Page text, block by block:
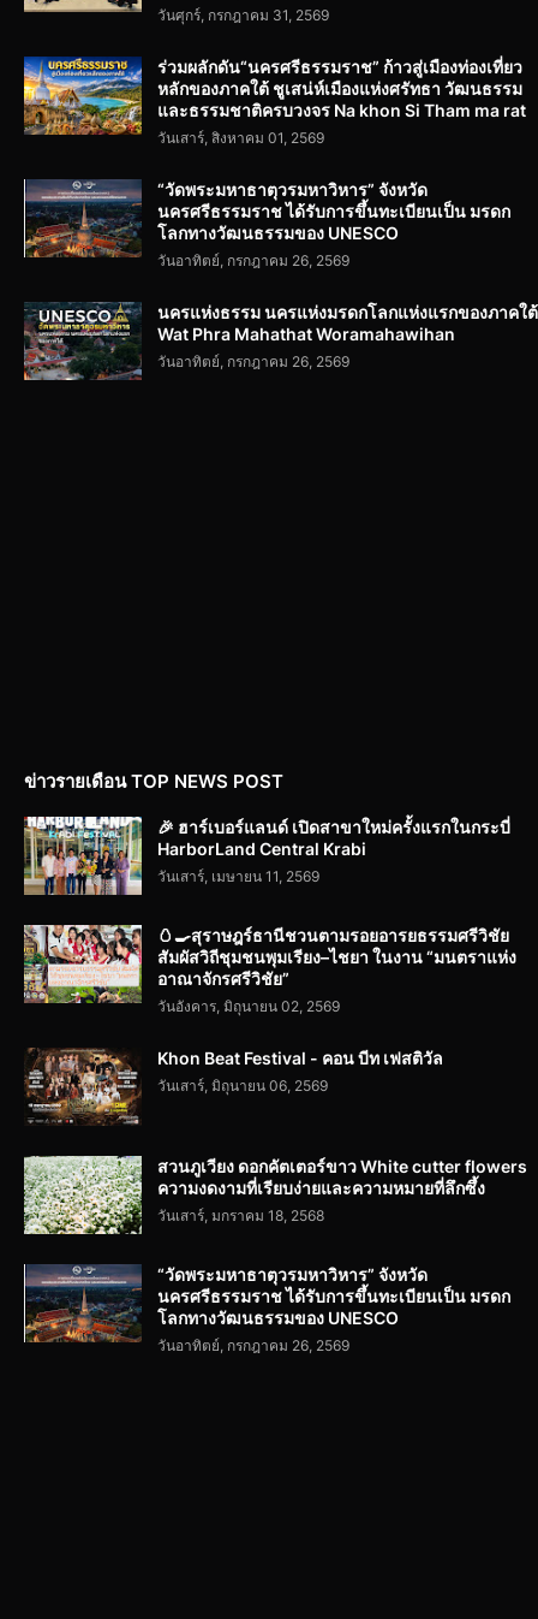
วันศุกร์, กรกฎาคม 31, 2569
ร่วมผลักดัน“นครศรีธรรมราช” ก้าวสู่เมืองท่องเที่ยว
หลักของภาคใต้ ชูเสน่ห์เมืองแห่งศรัทธา วัฒนธรรม
และธรรมชาติครบวงจร Na khon Si Tham ma rat
วันเสาร์, สิงหาคม 01, 2569
“วัดพระมหาธาตุวรมหาวิหาร” จังหวัด
นครศรีธรรมราช ได้รับการขึ้นทะเบียนเป็น มรดก
โลกทางวัฒนธรรมของ UNESCO
วันอาทิตย์, กรกฎาคม 26, 2569
นครแห่งธรรม นครแห่งมรดกโลกแห่งแรกของภาคใต้
Wat Phra Mahathat Woramahawihan
วันอาทิตย์, กรกฎาคม 26, 2569
ข่าวรายเดือน TOP NEWS POST
🎉 ฮาร์เบอร์แลนด์ เปิดสาขาใหม่ครั้งแรกในกระบี่
HarborLand Central Krabi
วันเสาร์, เมษายน 11, 2569
🥚🍳สุราษฎร์ธานีชวนตามรอยอารยธรรมศรีวิชัย
สัมผัสวิถีชุมชนพุมเรียง–ไชยา ในงาน “มนตราแห่ง
อาณาจักรศรีวิชัย”
วันอังคาร, มิถุนายน 02, 2569
Khon Beat Festival - คอน บีท เฟสติวัล
วันเสาร์, มิถุนายน 06, 2569
สวนภูเวียง ดอกคัตเตอร์ขาว White cutter flowers
ความงดงามที่เรียบง่ายและความหมายที่ลึกซึ้ง
วันเสาร์, มกราคม 18, 2568
“วัดพระมหาธาตุวรมหาวิหาร” จังหวัด
นครศรีธรรมราช ได้รับการขึ้นทะเบียนเป็น มรดก
โลกทางวัฒนธรรมของ UNESCO
วันอาทิตย์, กรกฎาคม 26, 2569